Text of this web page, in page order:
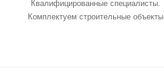
Квалифицированные специалисты.
Комплектуем строительные объекты